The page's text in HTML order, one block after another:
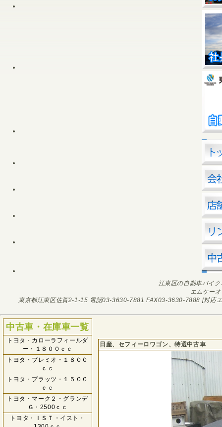
江東区の自動車バイ
エムケー
東京都江東区佐賀2-1-15 電話03-3630-7881 FAX03-3630-7888 [対応
中古車・在庫車一覧
トヨタ・カローラフィールダ
ー・１８００ｃｃ
トヨタ・プレミオ・１８００
ｃｃ
トヨタ・プラッツ・１５００
ｃｃ
トヨタ・マーク２・グランデ
Ｇ・2500ｃｃ
トヨタ・ＩＳＴ・イスト・
日産、セフィーロワゴン、特選中古車